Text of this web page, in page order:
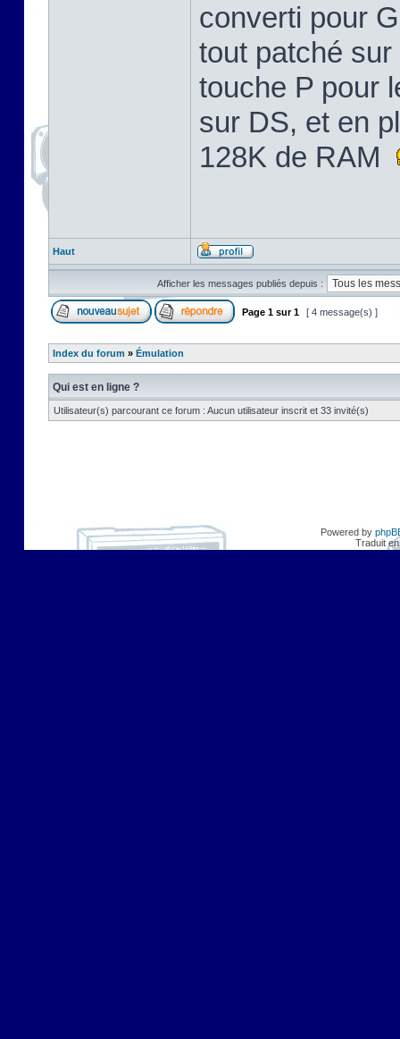
converti pour
tout patché
touche P pour
sur DS, et en
128K de RAM
Haut
Afficher les messages publiés depuis :
Page 1 sur1 [ 4 message(s) ]
Index du forum » Émulation
Qui est en ligne ?
Utilisateur(s) parcourant ce forum : Aucun utilisateur inscrit et 33 invité(s)
Powered by
Traduit